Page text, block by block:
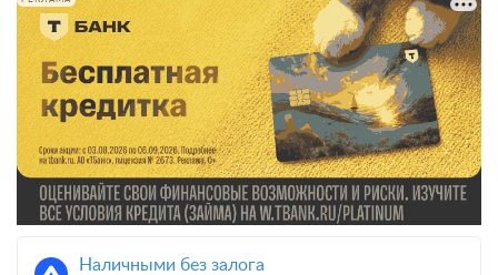
Наличными без залога